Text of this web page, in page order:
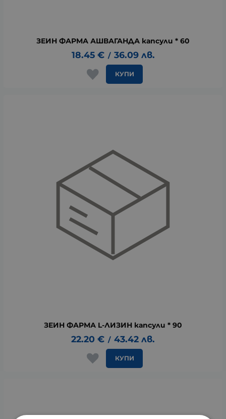
ЗЕИН ФАРМА АШВАГАНДА капсули * 60
18.45 € / 36.09 лв.
КУПИ
ЗЕИН ФАРМА L-ЛИЗИН капсули * 90
22.20 € / 43.42 лв.
КУПИ